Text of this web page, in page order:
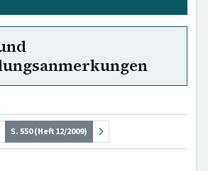
S. 550 (Heft 12/2009)